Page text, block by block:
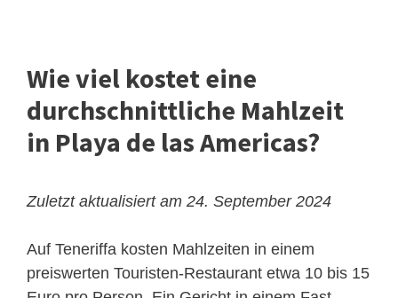
Wie viel kostet eine
durchschnittliche Mahlzeit
in Playa de las Americas?
Zuletzt aktualisiert am 24. September 2024
Auf Teneriffa kosten Mahlzeiten in einem
preiswerten Touristen-Restaurant etwa 10 bis 15